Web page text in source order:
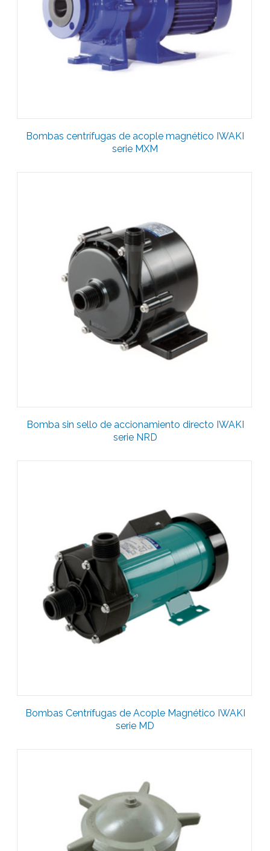
Bombas centrífugas de acople magnético IWAKI
serie MXM
Bomba sin sello de accionamiento directo IWAKI
serie NRD
Bombas Centrífugas de Acople Magnético IWAKI
serie MD